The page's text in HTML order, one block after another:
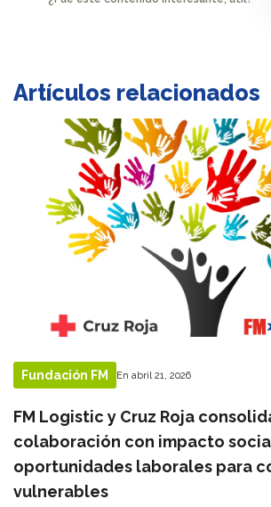
Artículos relacionados
Fundación FM En abril 21, 2026
FM Logistic y Cruz Roja
colaboración con impacto
oportunidades laborales para
vulnerables